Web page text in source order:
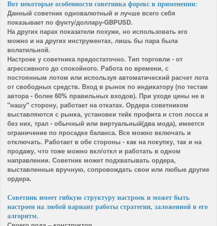
Вот некоторые особенности советника форекс в применении:
Данный советник одновалютный и лучше всего себя
показывает по фунту/доллару-GBPUSD.
На других парах показатели похуже, но использовать его
можно и на других инструментах, лишь бы пара была
волатильной.
Настроек у советника предостаточно. Тип торговли - от
агрессивного до спокойного. Работа по времени, с
постоянным лотом или используя автоматический расчет лота
от свободных средств. Вход в рынок по индикатору (по тестам
автора - более 60% правильных входов). При уходе цены не в
"нашу" сторону, работает на откатах. Ордера советником
выставляются с рынка, установки тейк профита и стоп лосса и
без них, трал - обычный или виртуальный(два мода), имеется
ограничение по просадке баланса. Все можно включать и
отключать. Работает в обе стороны - как на покупку, так и на
продажу, что тоже можно вкл/откл и работать в одном
направлении. Советник может подхватывать ордера,
выставленные вручную, сопровождать свои или любые другие
ордера.
Советник имеет гибкую структуру настроек и может быть
настроен на любой вариант работы стратегии, заложенной в его
алгоритм.